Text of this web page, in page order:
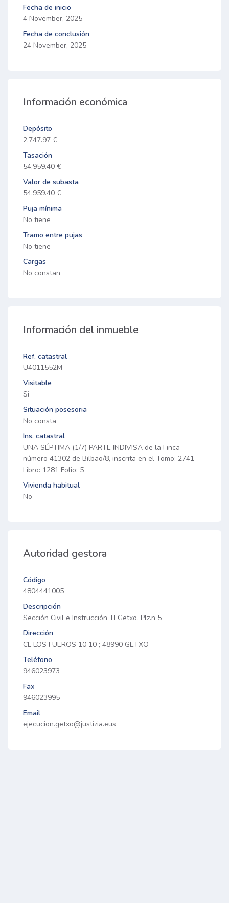
Fecha de inicio
4 November, 2025
Fecha de conclusión
24 November, 2025
Información económica
Depósito
2,747.97 €
Tasación
54,959.40 €
Valor de subasta
54,959.40 €
Puja mínima
No tiene
Tramo entre pujas
No tiene
Cargas
No constan
Información del inmueble
Ref. catastral
U4011552M
Visitable
Si
Situación posesoria
No consta
Ins. catastral
UNA SÉPTIMA (1/7) PARTE INDIVISA de la Finca
número 41302 de Bilbao/8, inscrita en el Tomo: 2741
Libro: 1281 Folio: 5
Vivienda habitual
No
Autoridad gestora
Código
4804441005
Descripción
Sección Civil e Instrucción TI Getxo. Plz.n 5
Dirección
CL LOS FUEROS 10 10 ; 48990 GETXO
Teléfono
946023973
Fax
946023995
Email
ejecucion.getxo@justizia.eus